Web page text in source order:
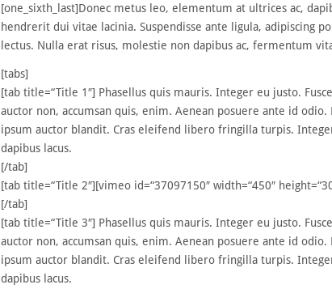
[one_sixth_last]Donec metus leo, elementum at ultrices ac,
hendrerit dui vitae lacinia. Suspendisse ante ligula, adipiscing
lectus. Nulla erat risus, molestie non dapibus ac, fermentum
[tabs]
[tab title=“Title 1″] Phasellus quis mauris. Integer eu justo.
auctor non, accumsan quis, enim. Aenean posuere ante id
ipsum auctor blandit. Cras eleifend libero fringilla turpis.
dapibus lacus.
[/tab]
[tab title=“Title 2″][vimeo id=“37097150″ width=“450″
[/tab]
[tab title=“Title 3″] Phasellus quis mauris. Integer eu justo.
auctor non, accumsan quis, enim. Aenean posuere ante id
ipsum auctor blandit. Cras eleifend libero fringilla turpis.
dapibus lacus.